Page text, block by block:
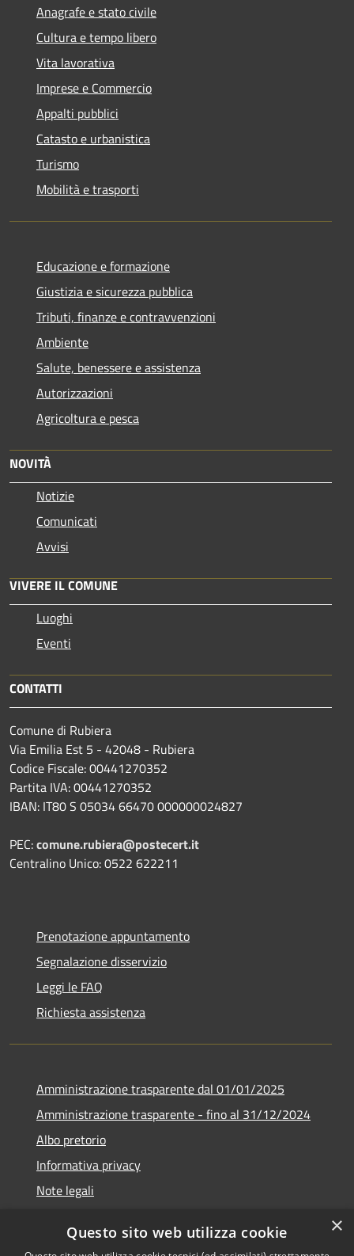
Anagrafe e stato civile
Cultura e tempo libero
Vita lavorativa
Imprese e Commercio
Appalti pubblici
Catasto e urbanistica
Turismo
Mobilità e trasporti
Educazione e formazione
Giustizia e sicurezza pubblica
Tributi, finanze e contravvenzioni
Ambiente
Salute, benessere e assistenza
Autorizzazioni
Agricoltura e pesca
NOVITÀ
Notizie
Comunicati
Avvisi
VIVERE IL COMUNE
Luoghi
Eventi
CONTATTI
Comune di Rubiera
Via Emilia Est 5 - 42048 - Rubiera
Codice Fiscale: 00441270352
Partita IVA: 00441270352
IBAN: IT80 S 05034 66470 000000024827
PEC:comune.rubiera@postecert.it
Centralino Unico: 0522 622211
Prenotazione appuntamento
Segnalazione disservizio
Leggi le FAQ
Richiesta assistenza
Amministrazione trasparente dal 01/01/2025
Amministrazione trasparente - fino al 31/12/2024
Albo pretorio
Informativa privacy
Note legali
Piano di miglioramento del sito
×
Questo sito web utilizza cookie